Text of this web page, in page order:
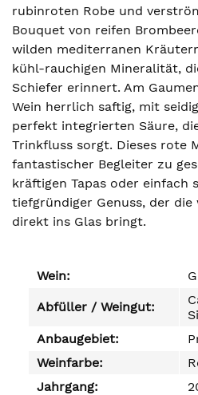
rubinroten Robe und
Bouquet von reifen
wilden mediterranen
kühl-rauchigen Mineralität,
Schiefer erinnert. Am
Wein herrlich saftig, mit
perfekt integrierten Säure,
Trinkfluss sorgt. Dieses rote
fantastischer Begleiter zu
kräftigen Tapas oder einfach
tiefgründiger Genuss, der
direkt ins Glas bringt.
Wein:
Abfüller / Weingut:
Anbaugebiet:
Weinfarbe:
Jahrgang: